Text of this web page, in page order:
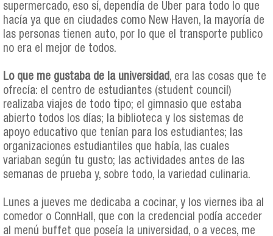
supermercado, eso sí, dependía de Uber para todo lo que
hacía ya que en ciudades como New Haven, la mayoría de
las personas tienen auto, por lo que el transporte publico
no era el mejor de todos.
Lo que me gustaba de la universidad, era las cosas que te
ofrecía: el centro de estudiantes (student council)
realizaba viajes de todo tipo; el gimnasio que estaba
abierto todos los días; la biblioteca y los sistemas de
apoyo educativo que tenían para los estudiantes; las
organizaciones estudiantiles que había, las cuales
variaban según tu gusto; las actividades antes de las
semanas de prueba y, sobre todo, la variedad culinaria.
Lunes a jueves me dedicaba a cocinar, y los viernes iba al
comedor o ConnHall, que con la credencial podía acceder
al menú buffet que poseía la universidad, o a veces, me